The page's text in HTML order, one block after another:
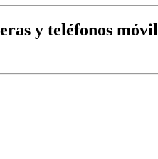
y teléfonos